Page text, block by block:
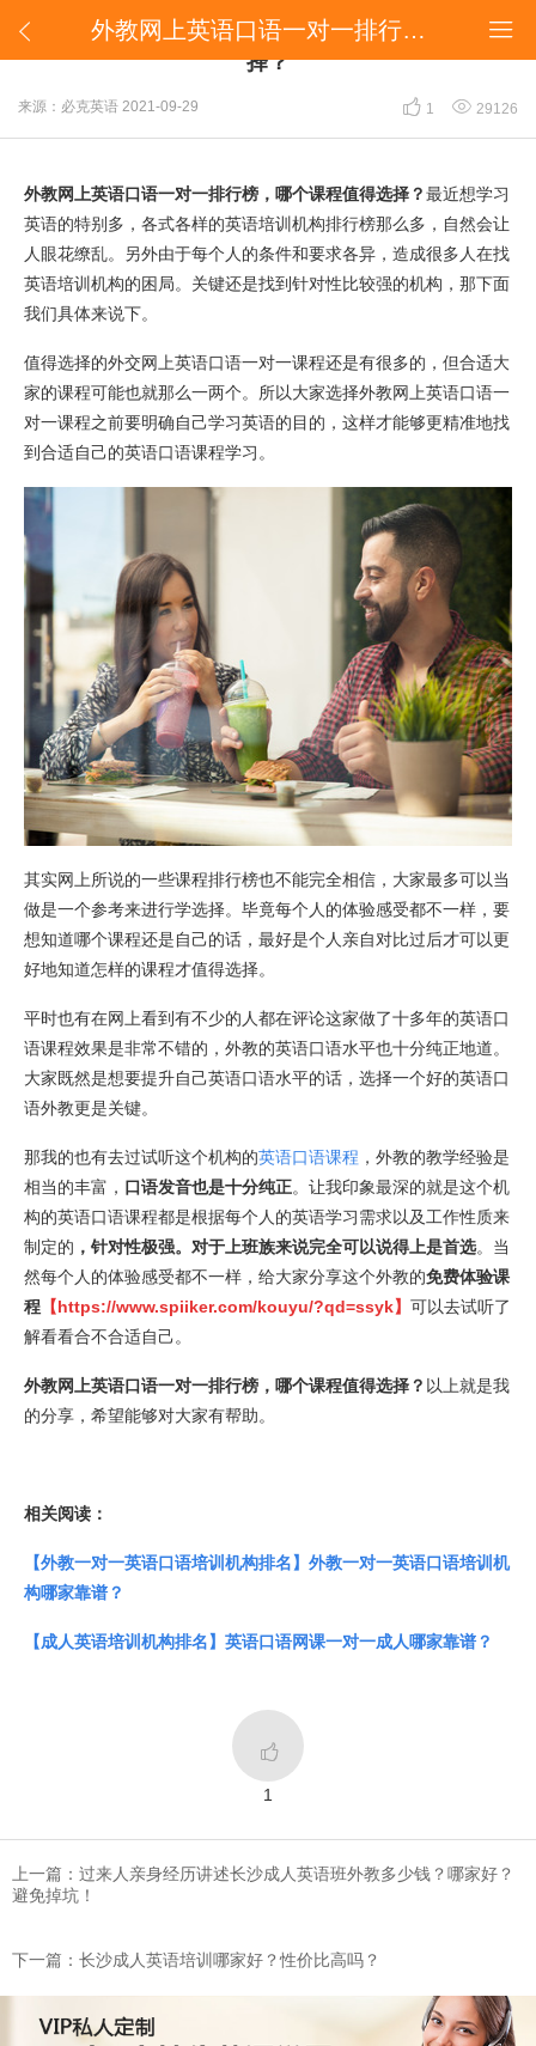
 
​外教网上英语口语一对一排行榜，哪个课程值得选择？
​外教网上英语口语一对一排行榜，哪个课程值得选
择？
来源：必克英语 2021-09-29  1  29126
外教网上英语口语一对一排行榜，哪个课程值得选择？最近想学习
英语的特别多，各式各样的英语培训机构排行榜那么多，自然会让
人眼花缭乱。另外由于每个人的条件和要求各异，造成很多人在找
英语培训机构的困局。关键还是找到针对性比较强的机构，那下面
我们具体来说下。
值得选择的外交网上英语口语一对一课程还是有很多的，但合适大
家的课程可能也就那么一两个。所以大家选择外教网上英语口语一
对一课程之前要明确自己学习英语的目的，这样才能够更精准地找
到合适自己的英语口语课程学习。
其实网上所说的一些课程排行榜也不能完全相信，大家最多可以当
做是一个参考来进行学选择。毕竟每个人的体验感受都不一样，要
想知道哪个课程还是自己的话，最好是个人亲自对比过后才可以更
好地知道怎样的课程才值得选择。
平时也有在网上看到有不少的人都在评论这家做了十多年的英语口
语课程效果是非常不错的，外教的英语口语水平也十分纯正地道。
大家既然是想要提升自己英语口语水平的话，选择一个好的英语口
语外教更是关键。
那我的也有去过试听这个机构的英语口语课程 ，外教的教学经验是
相当的丰富， 口语发音也是十分纯正。让我印象最深的就是这个机
构的英语口语课程都是根据每个人的英语学习需求以及工作性质来
制定的 ，针对性极强。对于上班族来说完全可以说得上是首选。当
然每个人的体验感受都不一样，给大家分享这个外教的免费体验课
程 【https://www.spiiker.com/kouyu/?qd=ssyk】 可以去试听了
解看看合不合适自己。
外教网上英语口语一对一排行榜，哪个课程值得选择？ 以上就是我
的分享，希望能够对大家有帮助。
相关阅读：
【外教一对一英语口语培训机构排名】外教一对一英语口语培训机
构哪家靠谱？
【成人英语培训机构排名】英语口语网课一对一成人哪家靠谱？

1
上一篇：过来人亲身经历讲述长沙成人英语班外教多少钱？哪家好？
避免掉坑！
下一篇：长沙成人英语培训哪家好？性价比高吗？